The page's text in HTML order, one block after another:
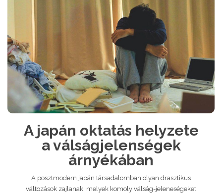
A japán oktatás helyzete
a válságjelenségek
árnyékában
A posztmodern japán társadalomban olyan drasztikus
változások zajlanak, melyek komoly válság-jeleneségeket